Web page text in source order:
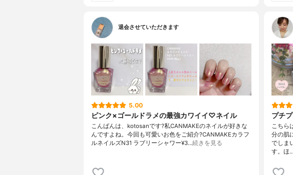
退会させていただきます
5.00
ピンク×ゴールドラメの最強カワイイ♡ネイル
こんばんは、kotosanです?私CANMAKEのネイルが好きな
んですよね。今回も可愛いお色をご紹介?CANMAKEカラフ
ルネイルズN31 ラブリーシャワー¥3…続きを見る
プチ
こちら
分の肌
でしま
す。ほ